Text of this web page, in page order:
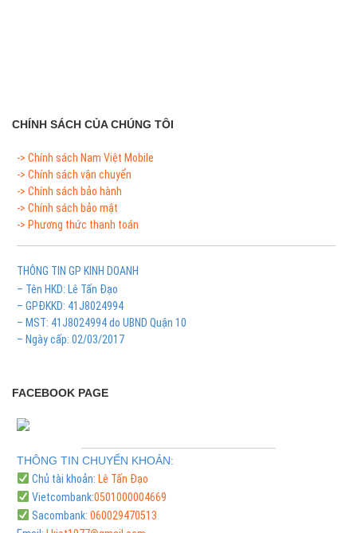
CHÍNH SÁCH CỦA CHÚNG TÔI
-> Chính sách Nam Việt Mobile
-> Chính sách vận chuyển
-> Chính sách bảo hành
-> Chính sách bảo mật
-> Phương thức thanh toán
THÔNG TIN GP KINH DOANH
– Tên HKD: Lê Tấn Đạo
– GPĐKKD: 41J8024994
– MST: 41J8024994 do UBND Quận 10
– Ngày cấp: 02/03/2017
FACEBOOK PAGE
THÔNG TIN CHUYỂN KHOẢN:
Chủ tài khoản: Lê Tấn Đạo
Vietcombank:0501000004669
Sacombank: 060029470513